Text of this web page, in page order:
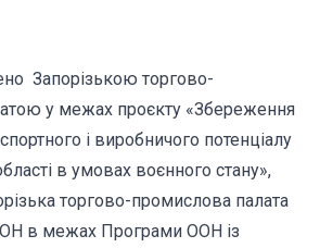
Запорізькою торгово-
у межах проєкту «Збереження
і виробничого потенціалу
в умовах воєнного стану»,
торгово-промислова палата
в межах Програми ООН із